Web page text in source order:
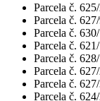
Parcela č.
Parcela č.
Parcela č.
Parcela č.
Parcela č.
Parcela č.
Parcela č.
Parcela č.